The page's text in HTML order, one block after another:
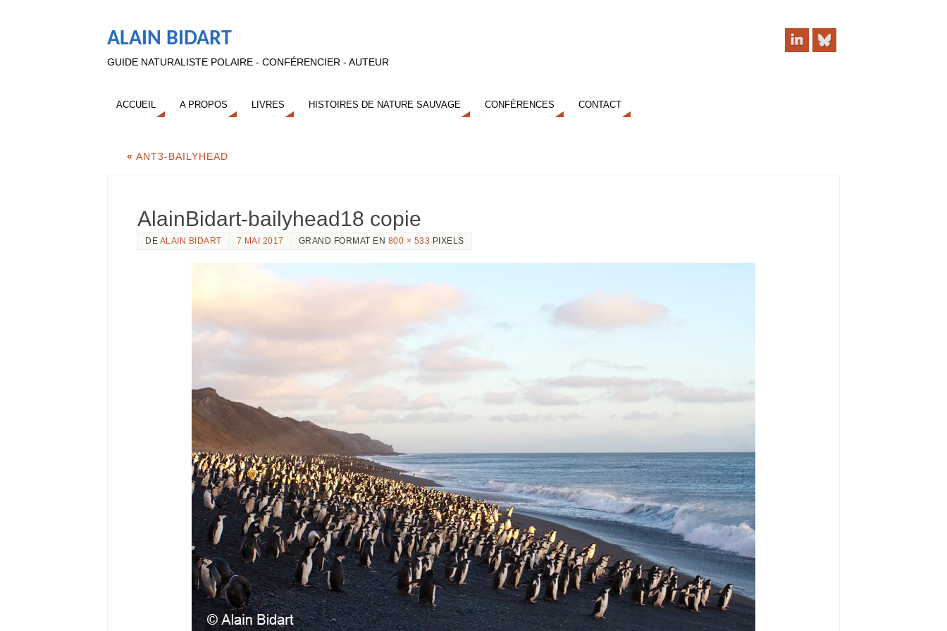
ALAIN BIDART
GUIDE NATURALISTE POLAIRE - CONFÉRENCIER - AUTEUR
ACCUEIL A PROPOS LIVRES HISTOIRES DE NATURE SAUVAGE CONFÉRENCES CONTACT
« ANT3-BAILYHEAD
AlainBidart-bailyhead18 copie
DE ALAIN BIDART 7 MAI 2017 GRAND FORMAT EN 800 × 533 PIXELS